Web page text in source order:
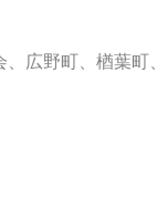
広野町、楢葉